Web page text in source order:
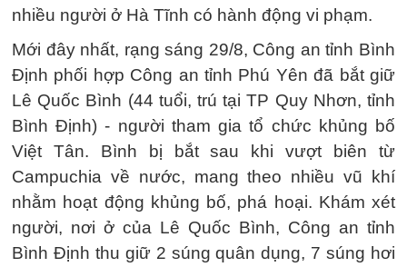
nhiều người ở Hà Tĩnh có hành động vi phạm.
Mới đây nhất, rạng sáng 29/8, Công an tỉnh Bình
Định phối hợp Công an tỉnh Phú Yên đã bắt giữ
Lê Quốc Bình (44 tuổi, trú tại TP Quy Nhơn, tỉnh
Bình Định) - người tham gia tổ chức khủng bố
Việt Tân. Bình bị bắt sau khi vượt biên từ
Campuchia về nước, mang theo nhiều vũ khí
nhằm hoạt động khủng bố, phá hoại. Khám xét
người, nơi ở của Lê Quốc Bình, Công an tỉnh
Bình Định thu giữ 2 súng quân dụng, 7 súng hơi